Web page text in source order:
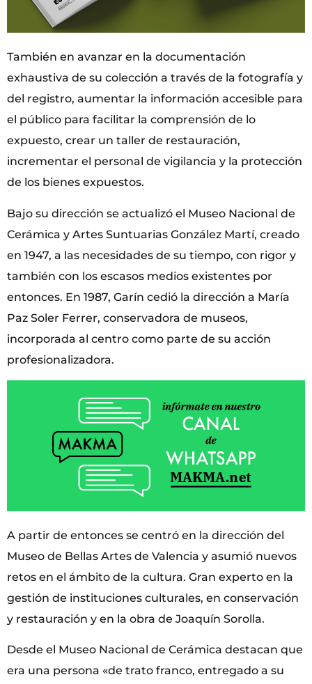
También en avanzar en la documentación
exhaustiva de su colección a través de la fotografía y
del registro, aumentar la información accesible para
el público para facilitar la comprensión de lo
expuesto, crear un taller de restauración,
incrementar el personal de vigilancia y la protección
de los bienes expuestos.
Bajo su dirección se actualizó el Museo Nacional de
Cerámica y Artes Suntuarias González Martí, creado
en 1947, a las necesidades de su tiempo, con rigor y
también con los escasos medios existentes por
entonces. En 1987, Garín cedió la dirección a María
Paz Soler Ferrer, conservadora de museos,
incorporada al centro como parte de su acción
profesionalizadora.
A partir de entonces se centró en la dirección del
Museo de Bellas Artes de Valencia y asumió nuevos
retos en el ámbito de la cultura. Gran experto en la
gestión de instituciones culturales, en conservación
y restauración y en la obra de Joaquín Sorolla.
Desde el Museo Nacional de Cerámica destacan que
era una persona «de trato franco, entregado a su